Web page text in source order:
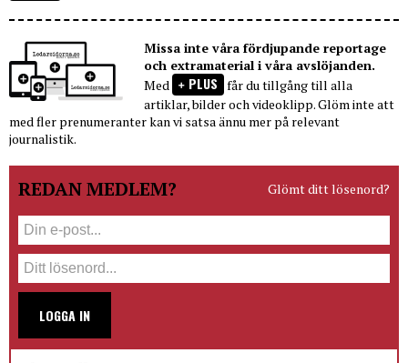
Missa inte våra fördjupande reportage
och extramaterial i våra avslöjanden.
Med
PLUS får du tillgång till alla
artiklar, bilder och videoklipp. Glöm inte att
med fler prenumeranter kan vi satsa ännu mer på relevant
journalistik.
REDAN MEDLEM? Glömt ditt lösenord?
LOGGA IN